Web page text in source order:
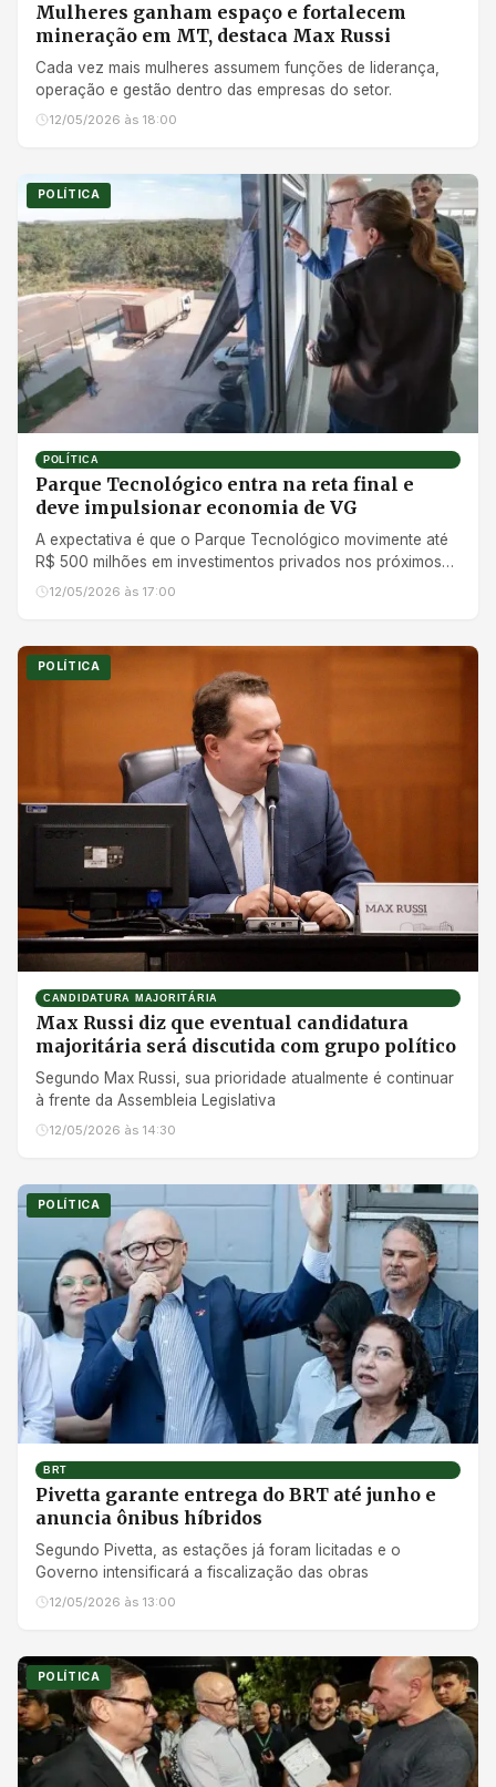
Mulheres ganham espaço e fortalecem
mineração em MT, destaca Max Russi
Cada vez mais mulheres assumem funções de liderança,
operação e gestão dentro das empresas do setor.
12/05/2026 às 18:00
POLÍTICA
POLÍTICA
Parque Tecnológico entra na reta final e
deve impulsionar economia de VG
A expectativa é que o Parque Tecnológico movimente até
R$ 500 milhões em investimentos privados nos próximos
anos
12/05/2026 às 17:00
POLÍTICA
CANDIDATURA MAJORITÁRIA
Max Russi diz que eventual candidatura
majoritária será discutida com grupo político
Segundo Max Russi, sua prioridade atualmente é continuar
à frente da Assembleia Legislativa
12/05/2026 às 14:30
POLÍTICA
BRT
Pivetta garante entrega do BRT até junho e
anuncia ônibus híbridos
Segundo Pivetta, as estações já foram licitadas e o
Governo intensificará a fiscalização das obras
12/05/2026 às 13:00
POLÍTICA